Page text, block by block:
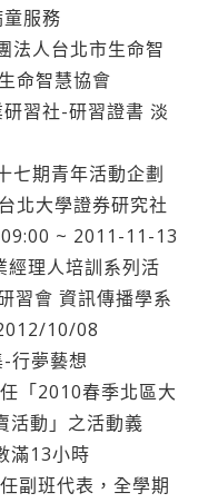
服務
法人台北市生命智
命智慧協會
習社-研習證書 淡
七期青年活動企劃
北大學證券研究社
~ 2011-11-13
經理人培訓系列活
習會 資訊傳播學系
10/08
行夢藝想
「2010春季北區大
活動」之活動義
滿13小時
副班代表，全學期